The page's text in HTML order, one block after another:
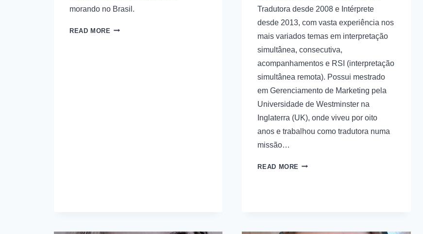
morando no Brasil.
READ MORE
Tradutora desde 2008 e Intérprete
desde 2013, com vasta experiência nos
mais variados temas em interpretação
simultânea, consecutiva,
acompanhamentos e RSI (interpretação
simultânea remota). Possui mestrado
em Gerenciamento de Marketing pela
Universidade de Westminster na
Inglaterra (UK), onde viveu por oito
anos e trabalhou como tradutora numa
missão…
READ MORE